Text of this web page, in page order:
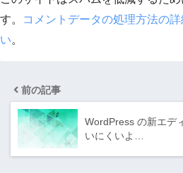
す。
コメントデータの処理方法の
い。
前の記事
WordPress の新エデ
いにくいよ…